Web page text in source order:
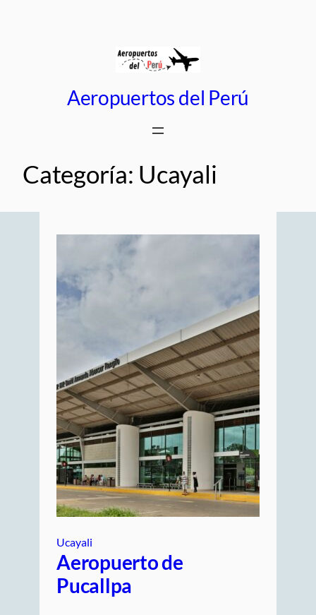
Aeropuertos del Perú
Categoría: Ucayali
Ucayali
Aeropuerto de
Pucallpa